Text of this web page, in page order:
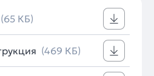
(65 КБ)
(469 КБ)